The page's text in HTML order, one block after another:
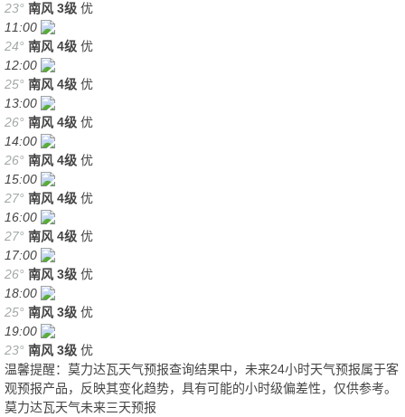
23° 南风 3级 优
11:00
24° 南风 4级 优
12:00
25° 南风 4级 优
13:00
26° 南风 4级 优
14:00
26° 南风 4级 优
15:00
27° 南风 4级 优
16:00
27° 南风 4级 优
17:00
26° 南风 3级 优
18:00
25° 南风 3级 优
19:00
23° 南风 3级 优
温馨提醒：莫力达瓦天气预报查询结果中，未来24小时天气预报属于客
观预报产品，反映其变化趋势，具有可能的小时级偏差性，仅供参考。
莫力达瓦天气未来三天预报